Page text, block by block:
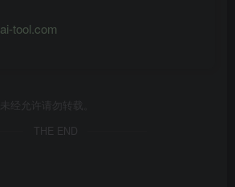
tool.com
经允许请勿转载。
THE END